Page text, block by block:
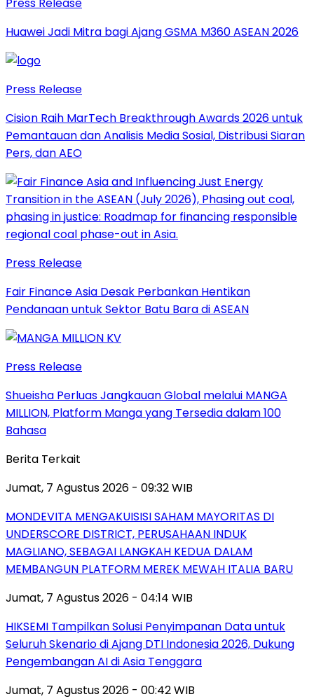
Huawei Jadi Mitra bagi Ajang GSMA M360 ASEAN 2026
Press Release
Cision Raih MarTech Breakthrough Awards 2026 untuk
Pemantauan dan Analisis Media Sosial, Distribusi Siaran
Pers, dan AEO
Press Release
Fair Finance Asia Desak Perbankan Hentikan
Pendanaan untuk Sektor Batu Bara di ASEAN
Press Release
Shueisha Perluas Jangkauan Global melalui MANGA
MILLION, Platform Manga yang Tersedia dalam 100
Bahasa
Berita Terkait
Jumat, 7 Agustus 2026 - 09:32 WIB
MONDEVITA MENGAKUISISI SAHAM MAYORITAS DI
UNDERSCORE DISTRICT, PERUSAHAAN INDUK
MAGLIANO, SEBAGAI LANGKAH KEDUA DALAM
MEMBANGUN PLATFORM MEREK MEWAH ITALIA BARU
Jumat, 7 Agustus 2026 - 04:14 WIB
HIKSEMI Tampilkan Solusi Penyimpanan Data untuk
Seluruh Skenario di Ajang DTI Indonesia 2026, Dukung
Pengembangan AI di Asia Tenggara
Jumat, 7 Agustus 2026 - 00:42 WIB